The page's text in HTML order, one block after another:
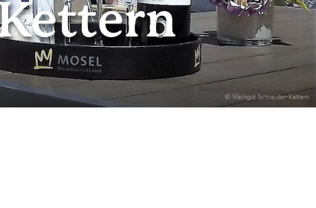
© Weingut Schneider-Kettern